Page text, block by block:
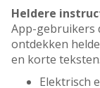
Heldere
App-gebruikers
ontdekken
en korte teksten.
Elektrisch